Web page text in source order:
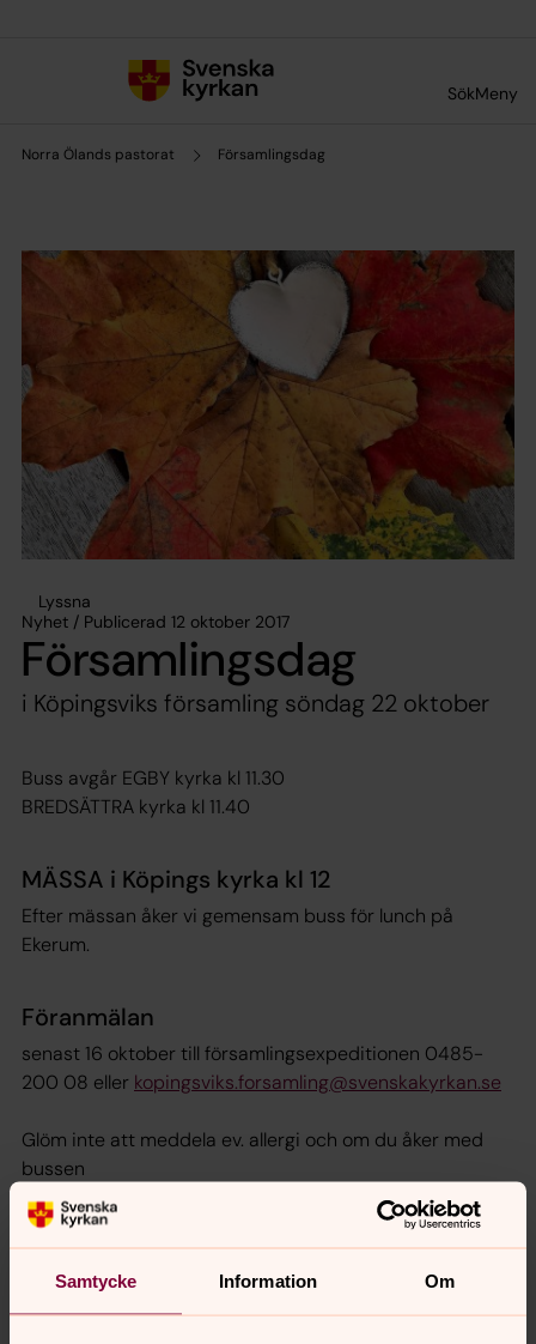
Samtycke Information Om
SökMeny
Norra Ölands pastorat Församlingsdag
Lyssna
Nyhet / Publicerad 12 oktober 2017
Församlingsdag
i Köpingsviks församling söndag 22 oktober
Buss avgår EGBY kyrka kl 11.30
BREDSÄTTRA kyrka kl 11.40
MÄSSA i Köpings kyrka kl 12
Efter mässan åker vi gemensam buss för lunch på
Ekerum.
Föranmälan
senast 16 oktober till församlingsexpeditionen 0485-
200 08 eller kopingsviks.forsamling@svenskakyrkan.se
Glöm inte att meddela ev. allergi och om du åker med
bussen
Varmt välkommen!